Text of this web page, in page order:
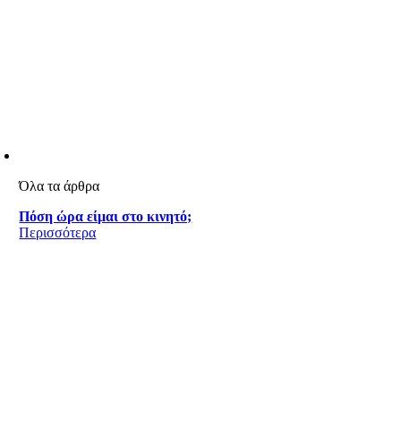
Όλα τα άρθρα
Πόση ώρα είμαι στο κινητό;
Περισσότερα